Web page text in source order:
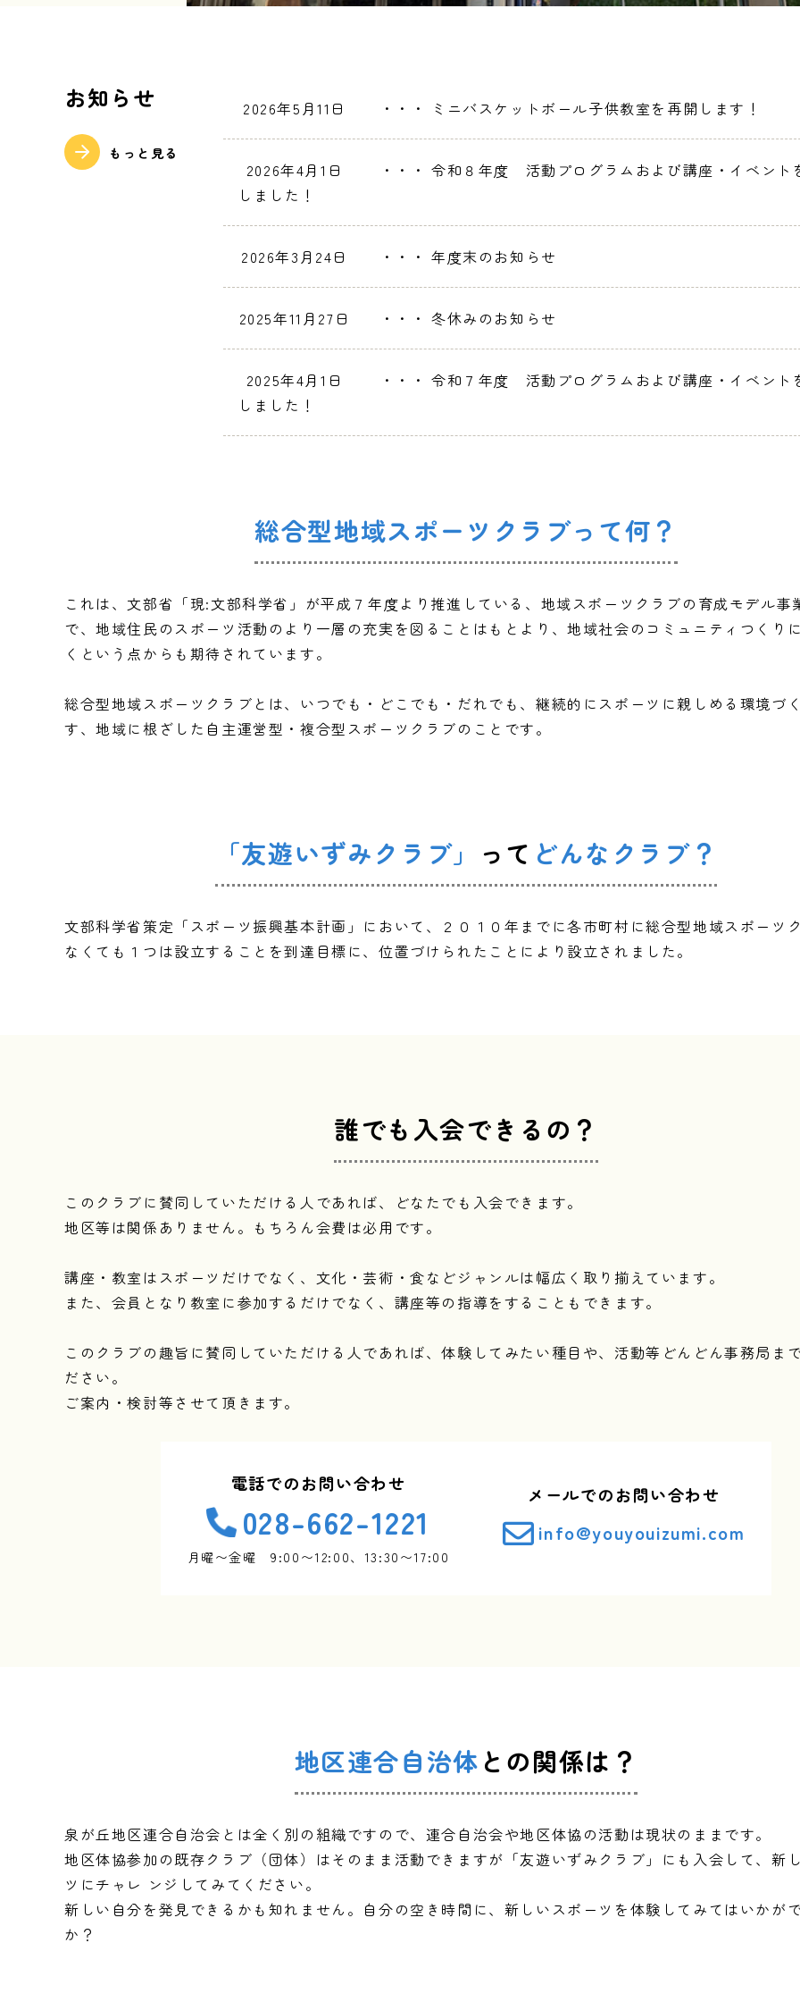
お知らせ
もっと見る
2026年5月11日 ・・・ ミニバスケットボール子供教室を再開します！
2026年4月1日 ・・・ 令和８年度 活動プログラムおよび講座・イベント
しました！
2026年3月24日 ・・・ 年度末のお知らせ
2025年11月27日 ・・・ 冬休みのお知らせ
2025年4月1日 ・・・ 令和７年度 活動プログラムおよび講座・イベント
しました！
総合型地域スポーツクラブって何？
これは、文部省「現:文部科学省」が平成７年度より推進している、地域スポーツクラブの育成モデル事
で、地域住民のスポーツ活動のより一層の充実を図ることはもとより、地域社会のコミュニティつくり
くという点からも期待されています。
総合型地域スポーツクラブとは、いつでも・どこでも・だれでも、継続的にスポーツに親しめる環境づ
す、地域に根ざした自主運営型・複合型スポーツクラブのことです。
「友遊いずみクラブ」 って どんなクラブ？
文部科学省策定「スポーツ振興基本計画」において、２０１０年までに各市町村に総合型地域スポーツ
なくても１つは設立することを到達目標に、位置づけられたことにより設立されました。
誰でも入会できるの？
このクラブに賛同していただける人であれば、どなたでも入会できます。
地区等は関係ありません。もちろん会費は必用です。
講座・教室はスポーツだけでなく、文化・芸術・食などジャンルは幅広く取り揃えています。
また、会員となり教室に参加するだけでなく、講座等の指導をすることもできます。
このクラブの趣旨に賛同していただける人であれば、体験してみたい種目や、活動等どんどん事務局ま
ださい。
ご案内・検討等させて頂きます。
電話でのお問い合わせ
028-662-1221
月曜〜金曜 9:00〜12:00、13:30〜17:00
メールでのお問い合わせ
info@youyouizumi.com
地区連合自治体 との関係は？
泉が丘地区連合自治会とは全く別の組織ですので、連合自治会や地区体協の活動は現状のままです。
地区体協参加の既存クラブ（団体）はそのまま活動できますが「友遊いずみクラブ」にも入会して、新
ツにチャレ ンジしてみてください。
新しい自分を発見できるかも知れません。自分の空き時間に、新しいスポーツを体験してみてはいかが
か？